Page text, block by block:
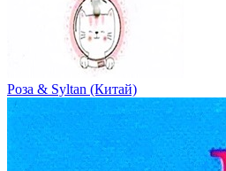
Роза & Syltan (Китай)